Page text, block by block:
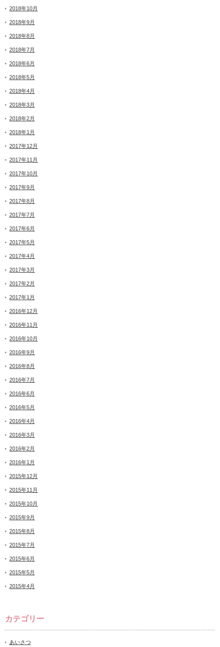
2018年10月
2018年9月
2018年8月
2018年7月
2018年6月
2018年5月
2018年4月
2018年3月
2018年2月
2018年1月
2017年12月
2017年11月
2017年10月
2017年9月
2017年8月
2017年7月
2017年6月
2017年5月
2017年4月
2017年3月
2017年2月
2017年1月
2016年12月
2016年11月
2016年10月
2016年9月
2016年8月
2016年7月
2016年6月
2016年5月
2016年4月
2016年3月
2016年2月
2016年1月
2015年12月
2015年11月
2015年10月
2015年9月
2015年8月
2015年7月
2015年6月
2015年5月
2015年4月
カテゴリー
あいさつ